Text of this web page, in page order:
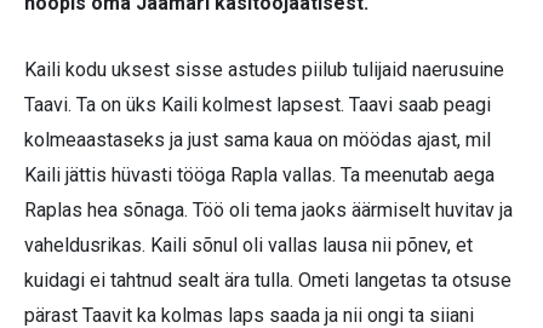
Kaili kodu uksest sisse astudes piilub tulijaid naerusuine
Taavi. Ta on üks Kaili kolmest lapsest. Taavi saab peagi
kolmeaastaseks ja just sama kaua on möödas ajast, mil
Kaili jättis hüvasti tööga Rapla vallas. Ta meenutab aega
Raplas hea sõnaga. Töö oli tema jaoks äärmiselt huvitav ja
vaheldusrikas. Kaili sõnul oli vallas lausa nii põnev, et
kuidagi ei tahtnud sealt ära tulla. Ometi langetas ta otsuse
pärast Taavit ka kolmas laps saada ja nii ongi ta siiani